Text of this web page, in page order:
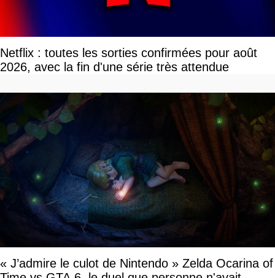
Netflix : toutes les sorties confirmées pour août
2026, avec la fin d'une série très attendue
« J’admire le culot de Nintendo » Zelda Ocarina of